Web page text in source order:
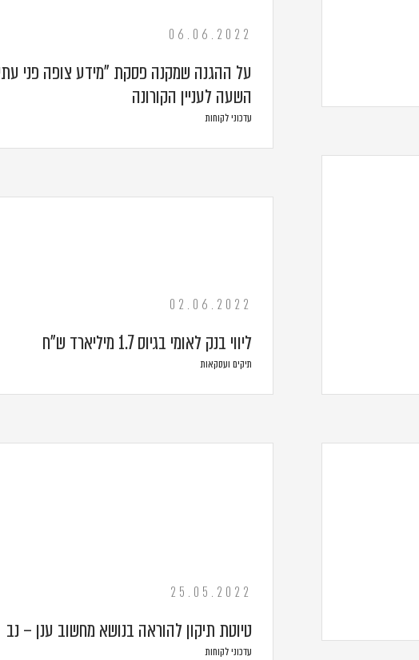
06.06.2022
על ההגנה שמקנה פסקת "מידע צופה פני
השעה לעניין הקורונה
עדכוני לקוחות
02.06.2022
ליווי בנק לאומי בגיוס 1.7 מיליארד ש"ח
תיקים ועסקאות
25.05.2022
טיוטת תיקון להוראה בנושא מחשוב ענן – נב
עדכוני לקוחות